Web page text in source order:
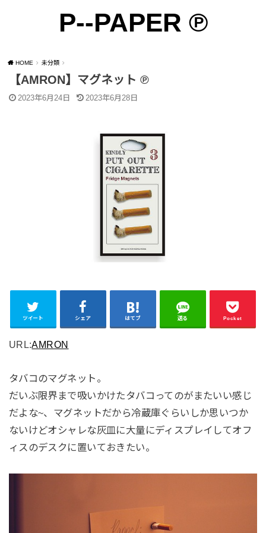
P--PAPER ℗
HOME 未分類
【AMRON】マグネット ℗
2023年6月24日 2023年6月28日
ツイート シェア はてブ 送る Pocket
URL:AMRON
タバコのマグネット。
だいぶ限界まで吸いかけたタバコってのがまたいい感じ
だよな~、マグネットだから冷蔵庫ぐらいしか思いつか
ないけどオシャレな灰皿に大量にディスプレイしてオフ
ィスのデスクに置いておきたい。